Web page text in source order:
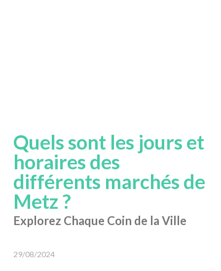
Quels sont les jours et
horaires des
différents marchés de
Metz ?
Explorez Chaque Coin de la Ville
29/08/2024